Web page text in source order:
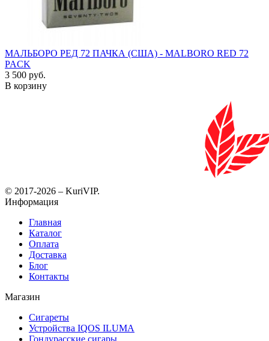
МАЛЬБОРО РЕД 72 ПАЧКА (США) - MALBORO RED 72
PACK
3 500 руб.
В корзину
© 2017-2026 – KuriVIP.
Информация
Главная
Каталог
Оплата
Доставка
Блог
Контакты
Магазин
Сигареты
Устройства IQOS ILUMA